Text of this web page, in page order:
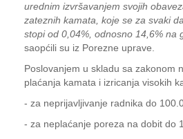
urednim izvršavanjem svojih
zateznih kamata, koje se za svaki
stopi od 0,04%, odnosno 14,6% na
saopćili su iz Porezne uprave.
Poslovanjem u skladu sa zakonom
plaćanja kamata i izricanja visokih
- za neprijavljivanje radnika do
- za neplaćanje poreza na dobit do